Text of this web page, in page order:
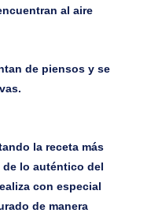
al aire
de piensos y se
la receta más
de lo auténtico del
con especial
de manera